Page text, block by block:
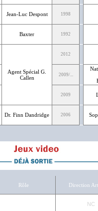
Jean-Luc Despont 1998
Baxter 1992
Agent Spécial G.
Callen
2012
2009/...
2009
Dr. Finn Dandridge 2006
Rôle Direction
NC